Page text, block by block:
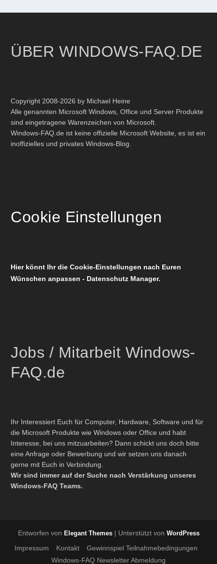
ÜBER WINDOWS-FAQ.DE
Copyright 2008-2026 by Michael Heine
Alle genannten Microsoft Windows, Office und Server Produkte
sind eingetragene Warenzeichen von Microsoft.
Windows-FAQ.de ist keine offizielle Microsoft Website, es ist ein
inoffizielles und privates Windows-Blog.
Cookie Einstellungen
Hier könnt Ihr die Cookie-Einstellungen nach Euren
Wünschen anpassen - Datenschutz Manager.
Jobs / Mitarbeit Windows-
FAQ.de
Ihr Interessiert Euch für Computer, Hardware, Software und für
die Microsoft Produkte wie Windows oder Office und habt
Interesse, bei uns mitzuarbeiten? Dann schickt uns doch bitte
eine Anfrage oder Bewerbung und wir setzen uns danach
gerne mit Euch in Verbindung.
Wir sind immer auf der Suche nach Verstärkung unseres
Windows-FAQ Teams.
Entworfen von Elegant Themes| Unterstützt von WordPress
Impressum Kontakt
Gewinnspiel Teilnahmebedingungen
Windows-FAQ Newsletter Abmeldung